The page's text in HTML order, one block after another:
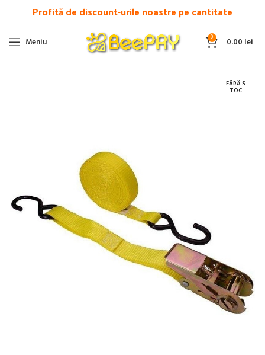
Profită de discount-urile noastre pe cantitate
Meniu 0 0.00 lei
FĂRĂ S
TOC